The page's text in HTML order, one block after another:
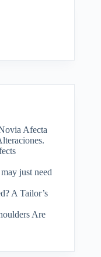
Afecta
just need
A Tailor’s
Are